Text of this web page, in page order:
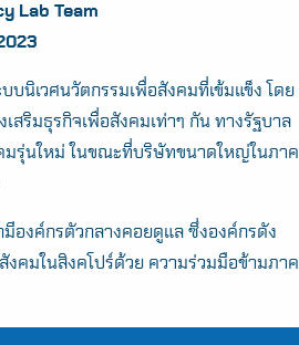
Lab Team
บนิเวศนวัตกรรมเพื่อสังคมที่เข้มแข็ง โดย
เสริมธุรกิจเพื่อสังคมเท่าๆ กัน ทางรัฐบาล
มรุ่นใหม่ ในขณะที่บริษัทขนาดใหญ่ในภาค
มีองค์กรตัวกลางคอยดูแล ซึ่งองค์กรดัง
งคมในสิงคโปร์ด้วย ความร่วมมือข้ามภาค